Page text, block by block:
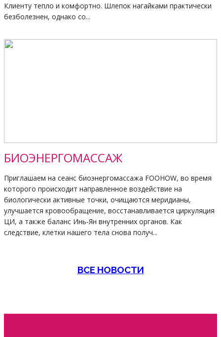
Клиенту тепло и комфортно. Шлепок нагайками практически
безболезнен, однако со...
БИОЭНЕРГОМАССАЖ
Приглашаем на сеанс биоэнергомассажа FOOHOW, во время
которого происходит направленное воздействие на
биологически активные точки, очищаются меридианы,
улучшается кровообращение, восстанавливается циркуляция
ЦИ, а также баланс Инь-Ян внутренних органов. Как
следствие, клетки нашего тела снова получ...
ВСЕ НОВОСТИ